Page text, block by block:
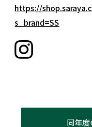
https://
s_brand=SS
同年